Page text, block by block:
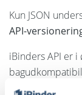
Kun JSON
API-
iBinders API er
ødelægge